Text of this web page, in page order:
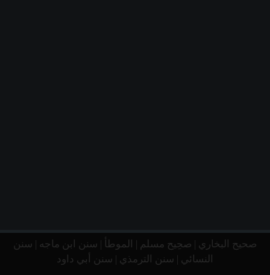
صحيح البخاري| صحِيح مسلم الموطأ سنن ابن ماجه|
سنن
النسائي| سنن الترمذي| سنن أبي داود